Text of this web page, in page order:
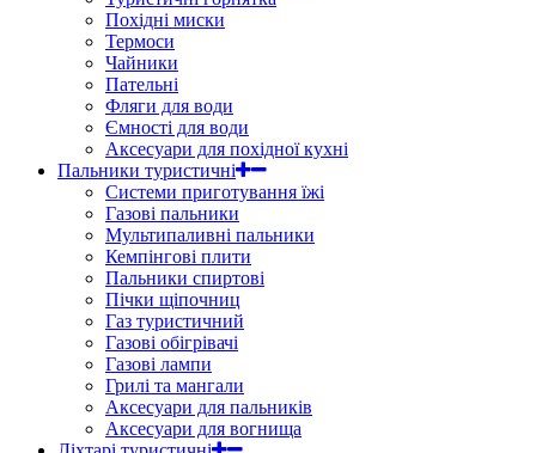
Похідні миски
Термоси
Чайники
Пательні
Фляги для води
Ємності для води
Аксесуари для похідної кухні
Пальники туристичні
Системи приготування їжі
Газові пальники
Мультипаливні пальники
Кемпінгові плити
Пальники спиртові
Пічки щіпочниц
Газ туристичний
Газові обігрівачі
Газові лампи
Грилі та мангали
Аксесуари для пальників
Аксесуари для вогнища